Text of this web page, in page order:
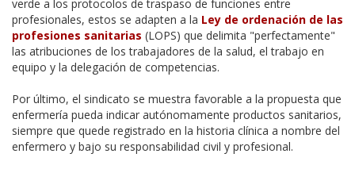
verde a los protocolos de traspaso de funciones entre
profesionales, estos se adapten a la Ley de ordenación de las
profesiones sanitarias (LOPS) que delimita "perfectamente"
las atribuciones de los trabajadores de la salud, el trabajo en
equipo y la delegación de competencias.
Por último, el sindicato se muestra favorable a la propuesta que
enfermería pueda indicar autónomamente productos sanitarios,
siempre que quede registrado en la historia clínica a nombre del
enfermero y bajo su responsabilidad civil y profesional.